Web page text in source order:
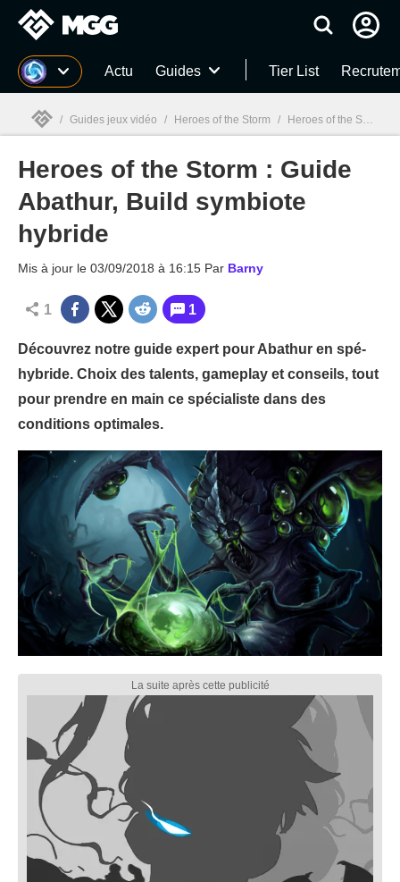
MGG Actu Guides Tier List
MGG
/ Guides jeux vidéo / Heroes of the Storm / Heroes of the Storm : Guide Abathur, Build symbiote hybride
Heroes of the Storm : Guide
Abathur, Build symbiote
hybride
Mis à jour le 03/09/2018 à 16:15 Par Barny
1 1
Découvrez notre guide expert pour Abathur en spé-
hybride. Choix des talents, gameplay et conseils, tout
pour prendre en main ce spécialiste dans des
conditions optimales.